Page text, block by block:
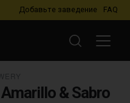
Добавьте заведение FAQ
& Sabro